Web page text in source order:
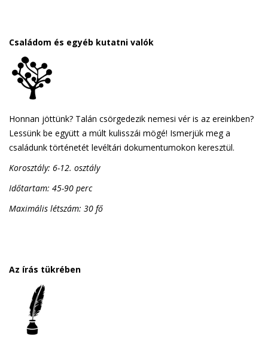
Családom és egyéb kutatni valók
Honnan jöttünk? Talán csörgedezik nemesi vér is az ereinkben?
Lessünk be együtt a múlt kulisszái mögé! Ismerjük meg a
családunk történetét levéltári dokumentumokon keresztül.
Korosztály: 6-12. osztály
Időtartam: 45-90 perc
Maximális létszám: 30 fő
Az írás tükrében